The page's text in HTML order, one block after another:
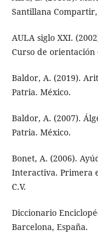
Santillana Compartir,
AULA siglo XXI.
Curso de
Baldor, A. (2019).
Patria. México.
Baldor, A. (2007).
Patria. México.
Bonet, A. (2006).
Interactiva. Primera
C.V.
Diccionario
Barcelona, España.